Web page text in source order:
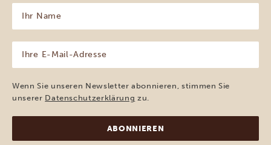
Name
(erforderlich)
Mail-
Adresse
(erforderlich)
Wenn Sie unseren Newsletter abonnieren, stimmen Sie
unserer Datenschutzerklärung zu.